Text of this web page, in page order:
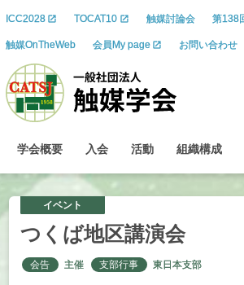
ICC2028 TOCAT10 触媒討論会 第138
触媒OnTheWeb 会員My page お問い合わせ
学会概要 入会 活動 組織構成
イベント
つくば地区講演会
会告 主催 支部行事 東日本支部